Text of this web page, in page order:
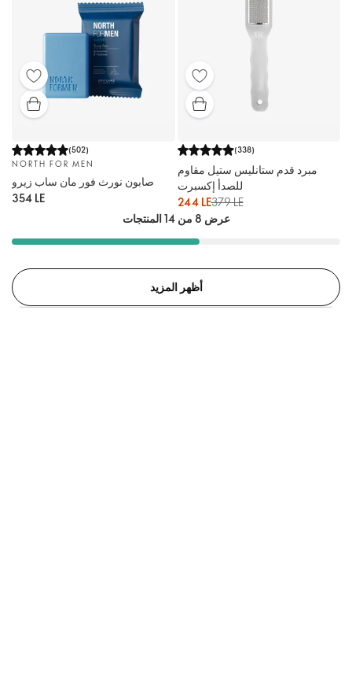
(502)
NORTH FOR MEN
صابون نورث فور مان ساب زيرو
354 LE
(338)
مبرد قدم ستانليس ستيل مقاوم
للصدأ إكسبرت
244 LE379 LE
عرض 8 من 14 المنتجات
أظهر المزيد